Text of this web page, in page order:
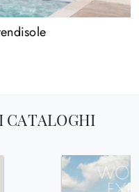
CATALOGHI